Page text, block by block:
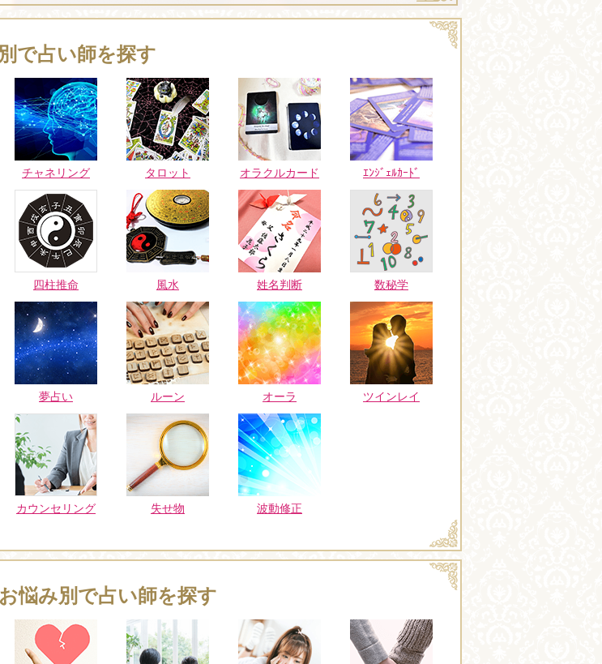
で占い師を探す
チャネリング タロット オラクルカード ｴﾝｼﾞｪﾙｶｰﾄﾞ
四柱推命 風水 姓名判断 数秘学
夢占い ルーン オーラ ツインレイ
カウンセリング 失せ物 波動修正
悩み別で占い師を探す